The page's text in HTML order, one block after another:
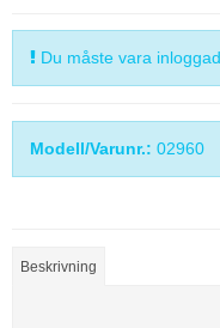
Du måste vara
Modell/Varunr.: 02960
Beskrivning